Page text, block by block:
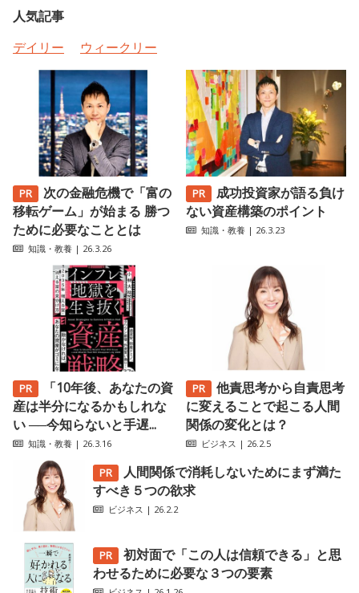
人気記事
デイリー
ウィークリー
次の金融危機で「富の
移転ゲーム」が始まる 勝つ
ために必要なこととは
知識・教養 | 26.3.26
成功投資家が語る負け
ない資産構築のポイント
知識・教養 | 26.3.23
「10年後、あなたの資
産は半分になるかもしれな
い ──今知らないと手遅...
知識・教養 | 26.3.16
他責思考から自責思考
に変えることで起こる人間
関係の変化とは？
ビジネス | 26.2.5
人間関係で消耗しないためにまず満た
すべき５つの欲求
ビジネス | 26.2.2
初対面で「この人は信頼できる」と思
わせるために必要な３つの要素